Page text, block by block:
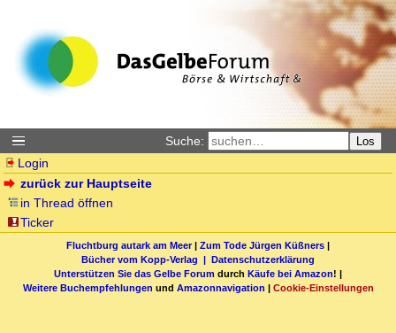
Suche: Los
Login
zurück zur Hauptseite
in Thread öffnen
Ticker
Fluchtburg autark am Meer| Zum Tode Jürgen Küßners |
Bücher vom Kopp-Verlag | Datenschutzerklärung
Unterstützen Sie das Gelbe Forum durch Käufe bei Amazon! |
Weitere Buchempfehlungen und Amazonnavigation | Cookie-Einstellungen